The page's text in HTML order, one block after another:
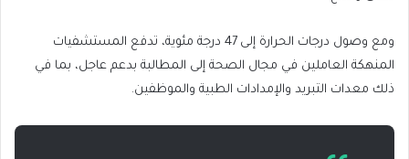
ومع وصول درجات الحرارة إلى 47 درجة مئوية، تدفع المستشفيات
المنهكة العاملين في مجال الصحة إلى المطالبة بدعم عاجل، بما في
ذلك معدات التبريد والإمدادات الطبية والموظفين.